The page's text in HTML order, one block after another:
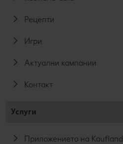
Рецепти
Игри
Актуални кампании
Контакт
Услуги
Приложението на Kaufland